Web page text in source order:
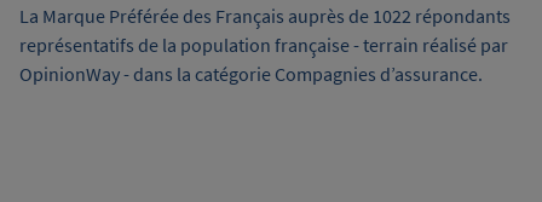
La Marque Préférée des Français auprès de 1022 répondants
représentatifs de la population française - terrain réalisé par
OpinionWay - dans la catégorie Compagnies d’assurance.